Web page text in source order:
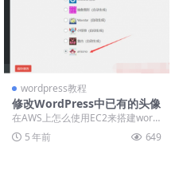
wordpress教程
修改WordPress中已有的头像
在AWS上怎么使用EC2来搭建word
press（图文步骤） 下面由K1源码
网给...5 年前 649